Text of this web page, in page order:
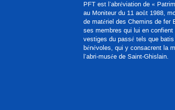
PFT est l’abréviation de «
au Moniteur du 11 août 1988,
de matériel des Chemins de fer
ses membres qui lui en
vestiges du passé tels que
bénévoles, qui y consacrent la
l’abri-musée de Saint-Ghislain.